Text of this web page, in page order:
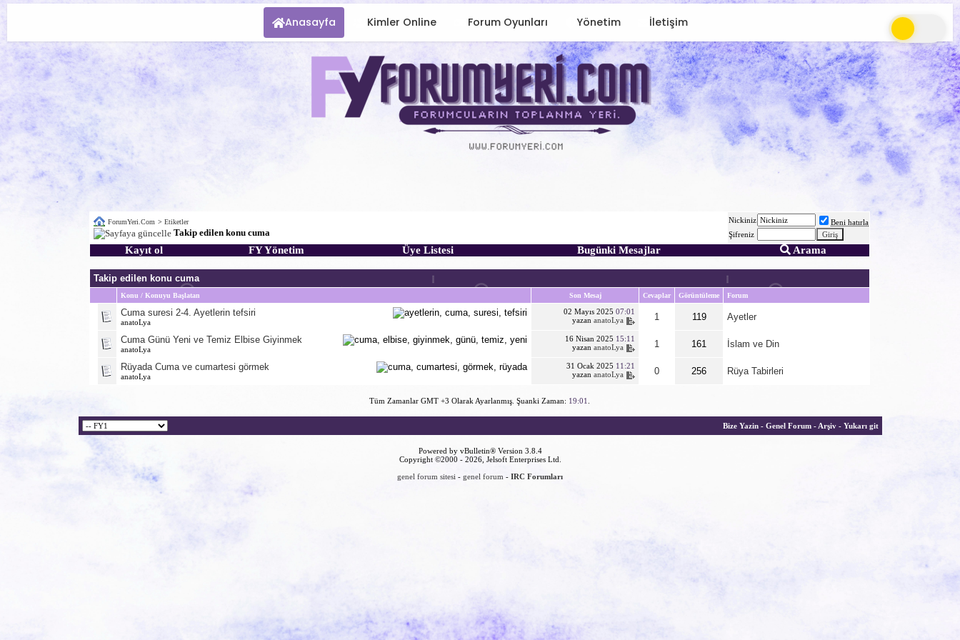
Anasayfa Kimler Online Forum Oyunları Yönetim İletişim
ForumYeri.Com >Etiketler
Takip edilen konu cuma
Nickiniz
Beni hatırla
Şifreniz
Kayıt ol FY Yönetim Üye Listesi Bugünki Mesajlar Arama
Takip edilen konu cuma
Konu / Konuyu Başlatan Son Mesaj Cevaplar Görüntüleme Forum
Cuma suresi 2-4. Ayetlerin tefsiri
anatoLya
02 Mayıs 202507:01
yazananatoLya 1 119 Ayetler
Cuma Günü Yeni ve Temiz Elbise Giyinmek
anatoLya
16 Nisan 2025 15:11
yazananatoLya 1 161 İslam ve Din
Rüyada Cuma ve cumartesi görmek
anatoLya
31 Ocak 2025 11:21
yazananatoLya 0 256 Rüya Tabirleri
Tüm Zamanlar GMT +3 Olarak Ayarlanmış. Şuanki Zaman: 19:01
Bize Yazin- Genel Forum- Arşiv- Yukarı git
Powered by vBulletin® Version 3.8.4
Copyright ©2000 - 2026, Jelsoft Enterprises Ltd.
genel forum sitesi - genel forum - IRC Forumları